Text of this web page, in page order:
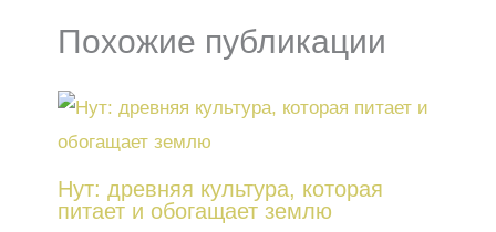
Похожие публикации
Нут: древняя культура, которая
питает и обогащает землю